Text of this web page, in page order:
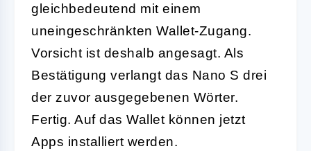
gleichbedeutend mit einem
uneingeschränkten Wallet-Zugang.
Vorsicht ist deshalb angesagt. Als
Bestätigung verlangt das Nano S drei
der zuvor ausgegebenen Wörter.
Fertig. Auf das Wallet können jetzt
Apps installiert werden.